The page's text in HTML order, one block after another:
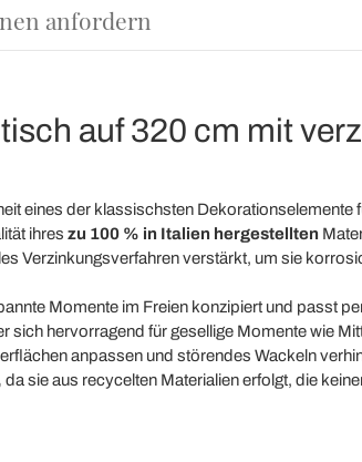
anfordern
auf 320 cm mit
eines der klassischsten Dekorationselemente
ihres zu 100 % in Italien hergestellten
Verzinkungsverfahren verstärkt, um sie
Momente im Freien konzipiert und passt
sich hervorragend für gesellige Momente wie
anpassen und störendes Wackeln
da sie aus recycelten Materialien erfolgt, die